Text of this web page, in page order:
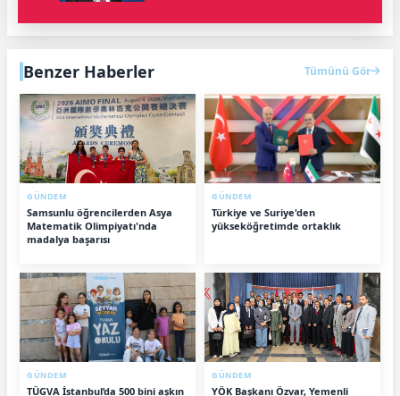
Benzer Haberler Tümünü Gör
GÜNDEM
Samsunlu öğrencilerden Asya
Matematik Olimpiyatı'nda
madalya başarısı
GÜNDEM
Türkiye ve Suriye'den
yükseköğretimde ortaklık
GÜNDEM
TÜGVA İstanbul’da 500 bini aşkın
GÜNDEM
YÖK Başkanı Özvar, Yemenli